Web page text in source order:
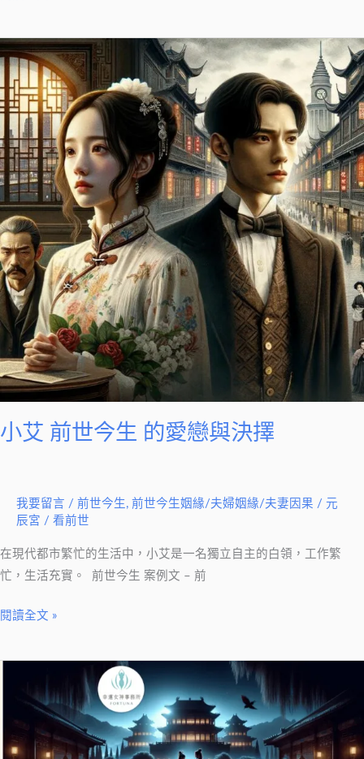
小艾 前世今生 的愛戀與決擇
我要留言 / 前世今生 , 前世今生姻緣/夫婦姻緣/夫妻因果 / 元
辰宮 / 看前世
在現代都市繁忙的生活中，小艾是一名獨立自主的白領，工作繁
忙，生活充實。 前世今生 案例文 – 前
小
艾
前
世
今
生
的
愛
戀
與
決
擇
閱讀全文 »